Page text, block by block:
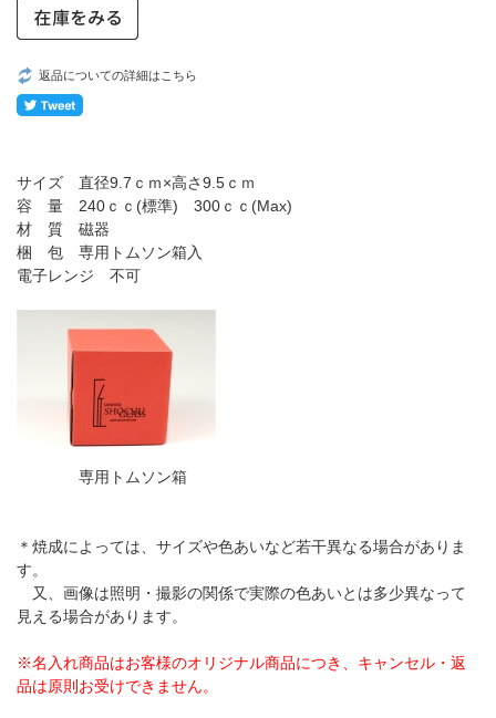
返品についての詳細はこちら
サイズ 直径9.7ｃｍ×高さ9.5ｃｍ
容 量 240ｃｃ(標準) 300ｃｃ(Max)
材 質 磁器
梱 包 専用トムソン箱入
電子レンジ 不可
専用トムソン箱
＊焼成によっては、サイズや色あいなど若干異なる場合がありま
す。
又、画像は照明・撮影の関係で実際の色あいとは多少異なって
見える場合があります。
※名入れ商品はお客様のオリジナル商品につき、キャンセル・返
品は原則お受けできません。